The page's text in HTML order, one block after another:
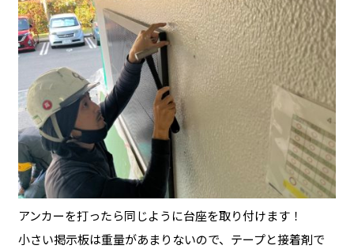
アンカーを打ったら同じように台座を取り付けます！
小さい掲示板は重量があまりないので、テープと接着剤で